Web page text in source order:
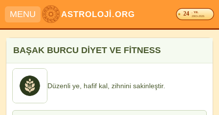
MENU ASTROLOJİ.ORG 24 . YIL
2003-2026
BAŞAK BURCU DİYET VE FİTNESS
Düzenli ye, hafif kal, zihnini sakinleştir.